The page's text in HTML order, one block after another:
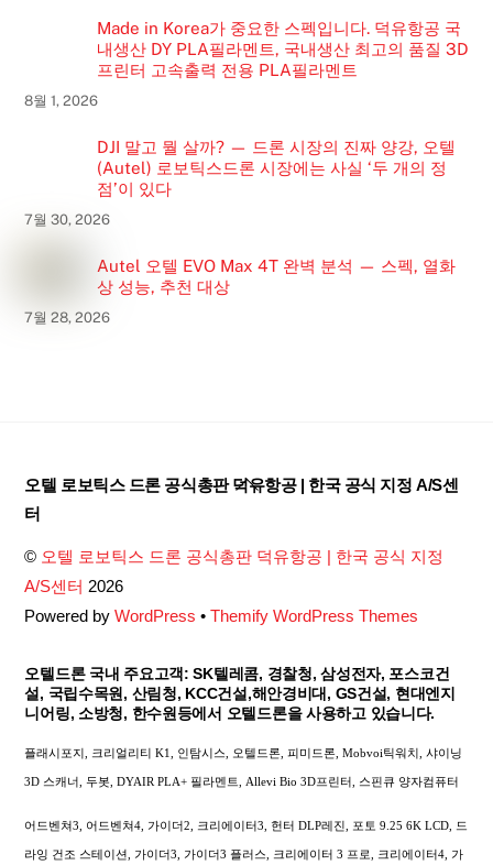
Made in Korea가 중요한 스펙입니다. 덕유항공 국
내생산 DY PLA필라멘트, 국내생산 최고의 품질 3D
프린터 고속출력 전용 PLA필라멘트
8월 1, 2026
DJI 말고 뭘 살까? — 드론 시장의 진짜 양강, 오텔
(Autel) 로보틱스드론 시장에는 사실 ‘두 개의 정
점’이 있다
7월 30, 2026
Autel 오텔 EVO Max 4T 완벽 분석 — 스펙, 열화
상 성능, 추천 대상
7월 28, 2026
Back
오텔 로보틱스 드론 공식총판 덕유항공 | 한국 공식 지정 A/S센
터
© 오텔 로보틱스 드론 공식총판 덕유항공 | 한국 공식 지정
A/S센터 2026
Powered byWordPress •Themify WordPress Themes
오텔드론 국내 주요고객: SK텔레콤, 경찰청, 삼성전자, 포스코건
설, 국립수목원, 산림청, KCC건설,해안경비대, GS건설, 현대엔지
니어링, 소방청, 한수원등에서 오텔드론을 사용하고 있습니다.
플래시포지, 크리얼리티 K1, 인탐시스, 오텔드론, 피미드론, Mobvoi틱워치, 샤이닝
3D 스캐너, 두봇, DYAIR PLA+ 필라멘트, Allevi Bio 3D프린터, 스핀큐 양자컴퓨터
어드벤쳐3, 어드벤쳐4, 가이더2, 크리에이터3, 헌터 DLP레진, 포토 9.25 6K LCD, 드
라잉 건조 스테이션, 가이더3, 가이더3 플러스, 크리에이터 3 프로, 크리에이터4, 가